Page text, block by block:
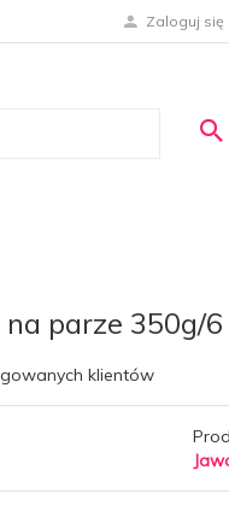
Zaloguj się
parze 350g/6
klientów